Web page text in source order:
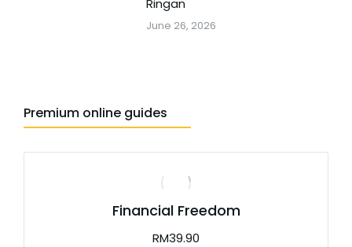
June 26, 2026
Premium online guides
Financial Freedom
RM39.90